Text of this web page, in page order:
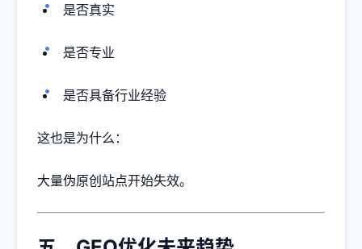
是否真实
是否专业
是否具备行业经验
这也是为什么：
大量伪原创站点开始失效。